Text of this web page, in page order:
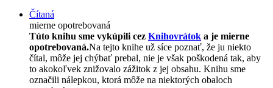
Čítaná
mierne opotrebovaná
Túto knihu sme vykúpili cez Knihovrátok a je mierne
opotrebovaná.Na tejto knihe už síce poznať, že ju niekto
čítal, môže jej chýbať prebal, nie je však poškodená tak, aby
to akokoľvek znižovalo zážitok z jej obsahu. Knihu sme
označili nálepkou, ktorá môže na niektorých obaloch